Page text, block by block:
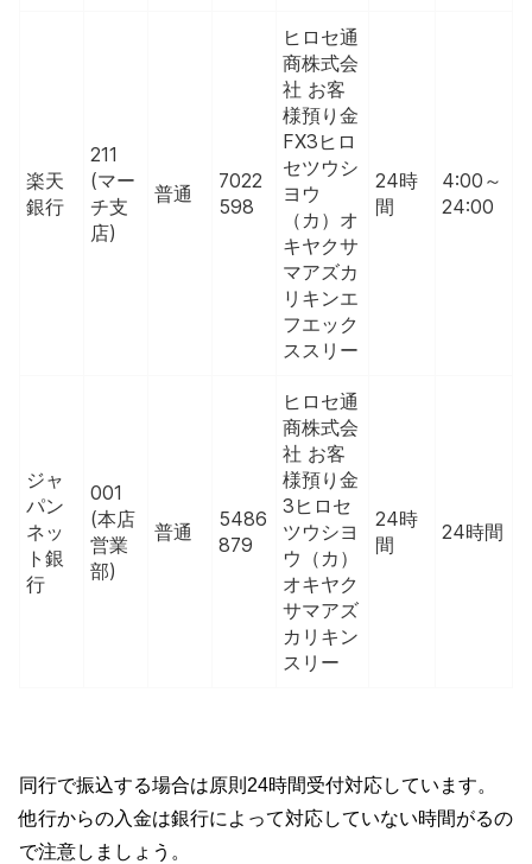
楽天
銀行
211
(マー
チ支
店)
普通
7022
598
ヒロセ通
商株式会
社 お客
様預り金
FX3ヒロ
セツウシ
ヨウ
（カ）オ
キヤクサ
マアズカ
リキンエ
フエック
ススリー
24時
間
4:00～
24:00
ジャ
パン
ネッ
ト銀
行
001
(本店
営業
部)
普通
5486
879
ヒロセ通
商株式会
社 お客
様預り金
3ヒロセ
ツウシヨ
ウ（カ）
オキヤク
サマアズ
カリキン
スリー
24時
間
24時間
同行で振込する場合は原則24時間受付対応しています。
他行からの入金は銀行によって対応していない時間がるの
で注意しましょう。